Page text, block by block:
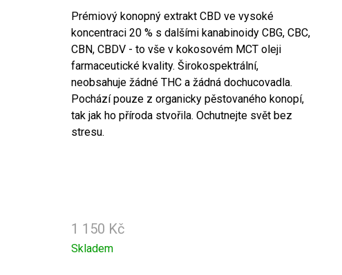
Prémiový konopný extrakt CBD ve vysoké
koncentraci 20 % s dalšími kanabinoidy CBG, CBC,
CBN, CBDV - to vše v kokosovém MCT oleji
farmaceutické kvality. Širokospektrální,
neobsahuje žádné THC a žádná dochucovadla.
Pochází pouze z organicky pěstovaného konopí,
tak jak ho příroda stvořila. Ochutnejte svět bez
stresu.
1 150 Kč
Měrná
Skladem
749 Kč